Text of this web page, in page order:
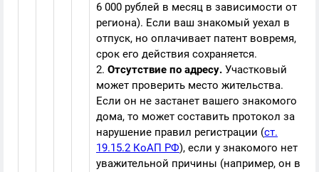
6 000 рублей в месяц в зависимости от
региона). Если ваш знакомый уехал в
отпуск, но оплачивает патент вовремя,
срок его действия сохраняется.
2. Отсутствие по адресу. Участковый
может проверить место жительства.
Если он не застанет вашего знакомого
дома, то может составить протокол за
нарушение правил регистрации (ст.
19.15.2 КоАП РФ), если у знакомого нет
уважительной причины (например, он в